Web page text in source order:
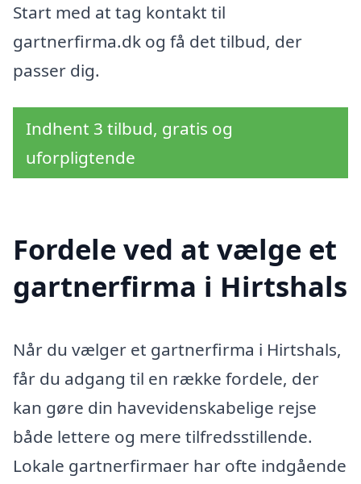
Start med at tag kontakt til
gartnerfirma.dk og få det tilbud, der
passer dig.
Indhent 3 tilbud, gratis og
uforpligtende
Fordele ved at vælge et
gartnerfirma i Hirtshals
Når du vælger et gartnerfirma i Hirtshals,
får du adgang til en række fordele, der
kan gøre din havevidenskabelige rejse
både lettere og mere tilfredsstillende.
Lokale gartnerfirmaer har ofte indgående